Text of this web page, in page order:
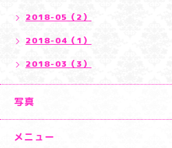
2018-05（2）
2018-04（1）
2018-03（3）
写真
メニュー